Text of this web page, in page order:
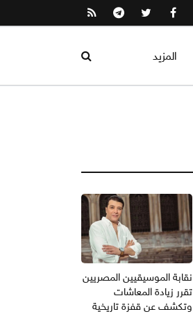
المزيد
نقابة الموسيقيين المصريين
تقرر زيادة المعاشات
وتكشف عن قفزة تاريخية